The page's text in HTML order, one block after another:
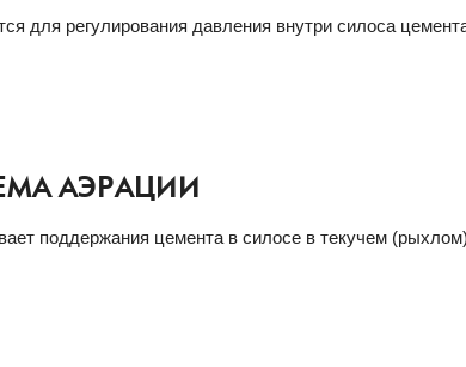
для регулирования давления внутри силоса
АЭРАЦИИ
поддержания цемента в силосе в текучем